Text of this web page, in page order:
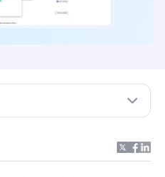
誰應該考慮使用它
選項
態系統